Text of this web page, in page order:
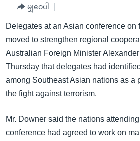
ကျော်
ကြည့်
ရန်
ပင်မ
အ
ညွန်း
သို့
ကျော်
အစ္စရေး-ပါလက်စတိုင်း
အင်္ဂလိပ်စာလေ့လာမယ်
အမေရိကန်သုံးအီဒီယံ
မကြေးမုံရဲ့ အင်္ဂလိပ်စာ
ရုပ်ရှင်ထဲက အင်္ဂလိပ်စာ
သုတပဒေသာ အင်္ဂလိပ်စာ
အပတ်စဉ်ကဏ္ဍများ
ရေဒီယို
တီဗွီ
ရေဒီယိုနှင့်ရုပ်သံ အချက်အလက်များ
ရေဒီယို/တီဗွီအစီအစဉ်
Learning English
ဗွီအိုအေ လူမှုကွန်ယက်များ
မျှဝေပါ
Delegates at an Asian conference on
moved to strengthen regional
Australian Foreign Minister
Thursday that delegates had
among Southeast Asian nations as a
the fight against terrorism.
Mr. Downer said the nations
conference had agreed to work on